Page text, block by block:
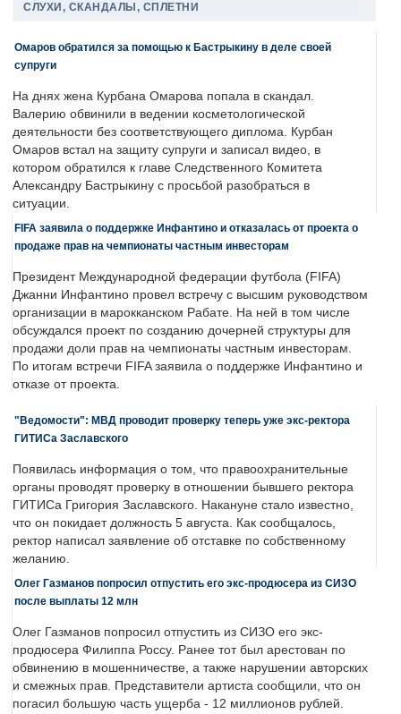
СЛУХИ, СКАНДАЛЫ, СПЛЕТНИ
Омаров обратился за помощью к Бастрыкину в деле своей
супруги
На днях жена Курбана Омарова попала в скандал.
Валерию обвинили в ведении косметологической
деятельности без соответствующего диплома. Курбан
Омаров встал на защиту супруги и записал видео, в
котором обратился к главе Следственного Комитета
Александру Бастрыкину с просьбой разобраться в
ситуации.
FIFA заявила о поддержке Инфантино и отказалась от проекта о
продаже прав на чемпионаты частным инвесторам
Президент Международной федерации футбола (FIFA)
Джанни Инфантино провел встречу с высшим руководством
организации в марокканском Рабате. На ней в том числе
обсуждался проект по созданию дочерней структуры для
продажи доли прав на чемпионаты частным инвесторам.
По итогам встречи FIFA заявила о поддержке Инфантино и
отказе от проекта.
"Ведомости": МВД проводит проверку теперь уже экс-ректора
ГИТИСа Заславского
Появилась информация о том, что правоохранительные
органы проводят проверку в отношении бывшего ректора
ГИТИСа Григория Заславского. Накануне стало известно,
что он покидает должность 5 августа. Как сообщалось,
ректор написал заявление об отставке по собственному
желанию.
Олег Газманов попросил отпустить его экс-продюсера из СИЗО
после выплаты 12 млн
Олег Газманов попросил отпустить из СИЗО его экс-
продюсера Филиппа Россу. Ранее тот был арестован по
обвинению в мошенничестве, а также нарушении авторских
и смежных прав. Представители артиста сообщили, что он
погасил большую часть ущерба - 12 миллионов рублей.